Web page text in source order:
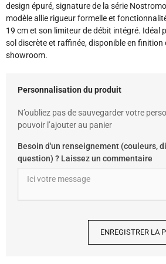
design épuré, signature de la série
modèle allie rigueur formelle et
19 cm et son limiteur de débit intégré. Idéal
sol discrète et raffinée, disponible en
showroom.
Personnalisation du produit
N’oubliez pas de sauvegarder votre
pouvoir l’ajouter au panier
Besoin d'un renseignement (couleurs,
question) ? Laissez un commentaire
ENREGISTRER LA